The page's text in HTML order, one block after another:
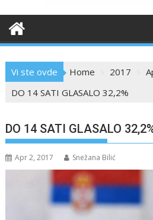
Vi ste ovde Home 2017
DO 14 SATI GLASALO 32,2%
DO 14 SATI GLASALO
Apr 2, 2017 Snežana Bilić